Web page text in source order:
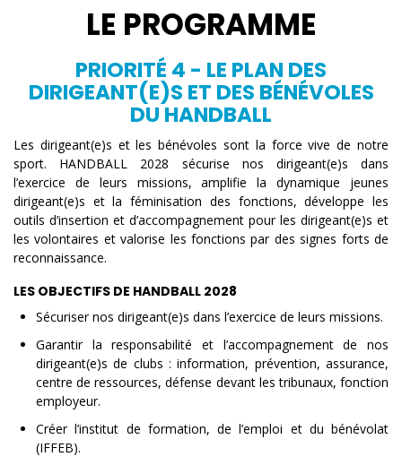
LE PROGRAMME
PRIORITÉ 4 - LE PLAN DES
DIRIGEANT(E)S ET DES BÉNÉVOLES
DU HANDBALL
Les dirigeant(e)s et les bénévoles sont la force vive de notre
sport. HANDBALL 2028 sécurise nos dirigeant(e)s dans
l’exercice de leurs missions, amplifie la dynamique jeunes
dirigeant(e)s et la féminisation des fonctions, développe les
outils d’insertion et d’accompagnement pour les dirigeant(e)s et
les volontaires et valorise les fonctions par des signes forts de
reconnaissance.
LES OBJECTIFS DE HANDBALL 2028
Sécuriser nos dirigeant(e)s dans l’exercice de leurs missions.
Garantir la responsabilité et l’accompagnement de nos
dirigeant(e)s de clubs : information, prévention, assurance,
centre de ressources, défense devant les tribunaux, fonction
employeur.
Créer l’institut de formation, de l’emploi et du bénévolat
(IFFEB).